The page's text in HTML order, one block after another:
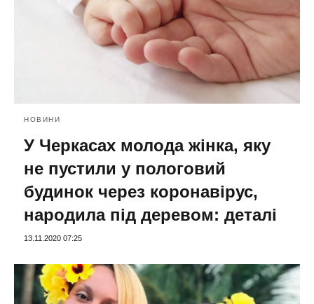
НОВИНИ
У Черкасах молода жінка, яку
не пустили у пологовий
будинок через коронавірус,
народила під деревом: деталі
13.11.2020 07:25